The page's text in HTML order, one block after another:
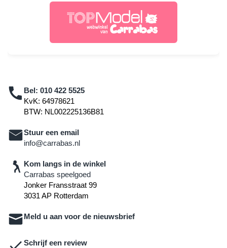
Bel: 010 422 5525
KvK: 64978621
BTW: NL002225136B81
Stuur een email
info@carrabas.nl
Kom langs in de winkel
Carrabas speelgoed
Jonker Fransstraat 99
3031 AP Rotterdam
Meld u aan voor de nieuwsbrief
Schrijf een review